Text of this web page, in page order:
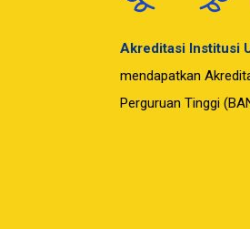
Akreditasi Institusi
mendapatkan
Perguruan Tinggi